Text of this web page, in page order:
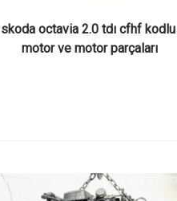
skoda octavia 2.0 tdı cfhf kodlu
motor ve motor parçaları